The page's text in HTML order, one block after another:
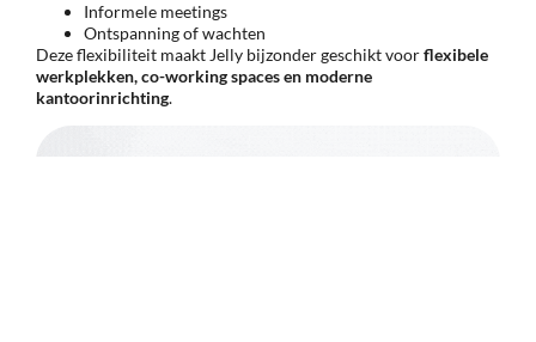
Informele meetings
Ontspanning of wachten
Deze flexibiliteit maakt Jelly bijzonder geschikt voorflexibele
werkplekken, co-working spaces en moderne
kantoorinrichting.